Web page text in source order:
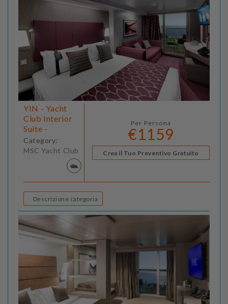
YIN - Yacht
Club Interior
Suite -
Category:
MSC Yacht Club
Per Persona
€1159
Crea il Tuo Preventivo Gratuito
Descrizione categoria